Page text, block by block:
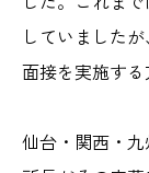
していました
面接を実施する
仙台・関西・